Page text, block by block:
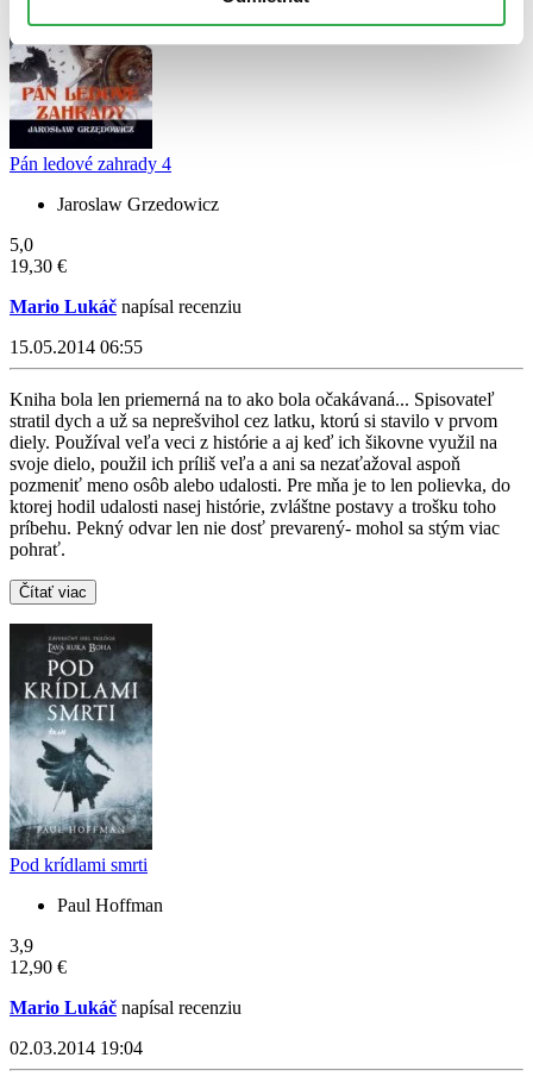
Pán ledové zahrady 4
Jaroslaw Grzedowicz
5,0
19,30 €
Mario Lukáč napísal recenziu
15.05.2014 06:55
Kniha bola len priemerná na to ako bola očakávaná... Spisovateľ
stratil dych a už sa neprešvihol cez latku, ktorú si stavilo v prvom
diely. Používal veľa veci z histórie a aj keď ich šikovne využil na
svoje dielo, použil ich príliš veľa a ani sa nezaťažoval aspoň
pozmeniť meno osôb alebo udalosti. Pre mňa je to len polievka, do
ktorej hodil udalosti nasej histórie, zvláštne postavy a trošku toho
príbehu. Pekný odvar len nie dosť prevarený- mohol sa stým viac
pohrať.
Čítať viac
Pod krídlami smrti
Paul Hoffman
3,9
12,90 €
Mario Lukáč napísal recenziu
02.03.2014 19:04